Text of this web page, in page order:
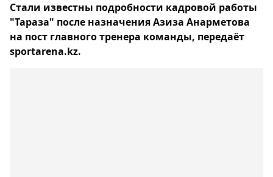
Стали известны подробности кадровой работы
"Тараза" после назначения Азиза Анарметова
на пост главного тренера команды, передаёт
sportarena.kz.